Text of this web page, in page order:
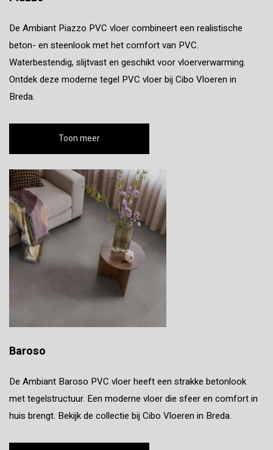
De Ambiant Piazzo PVC vloer combineert een realistische
beton- en steenlook met het comfort van PVC.
Waterbestendig, slijtvast en geschikt voor vloerverwarming.
Ontdek deze moderne tegel PVC vloer bij Cibo Vloeren in
Breda.
Toon meer
Baroso
De Ambiant Baroso PVC vloer heeft een strakke betonlook
met tegelstructuur. Een moderne vloer die sfeer en comfort in
huis brengt. Bekijk de collectie bij Cibo Vloeren in Breda.